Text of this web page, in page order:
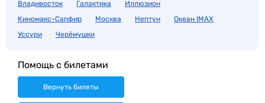
Владивосток Галактика
Иллюзион
Киномакс-Сапфир
Москва Нептун
Океан IMAX
Уссури
Черёмушки
Помощь с билетами
Вернуть билеты